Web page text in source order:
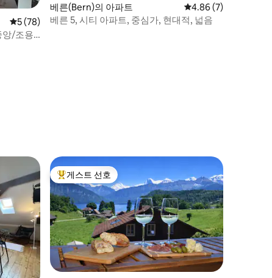
평점 5점(5점 만점), 후기 78개
5 (78)
/조용
베른(Bern)의 아파트 평점 4.86점(5점 만점
4.86 (7)
베른 5, 시티 아파트, 중심가, 현대적, 넓음
상위 게스트 선호
게스트 선호